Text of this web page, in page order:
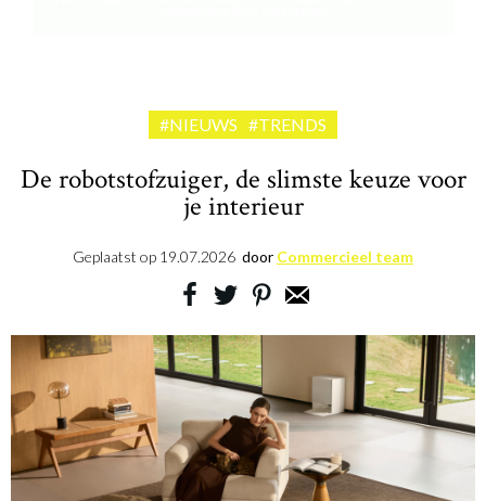
#NIEUWS #TRENDS
De robotstofzuiger, de slimste keuze voor
je interieur
Geplaatst op 19.07.2026 door Commercieel team